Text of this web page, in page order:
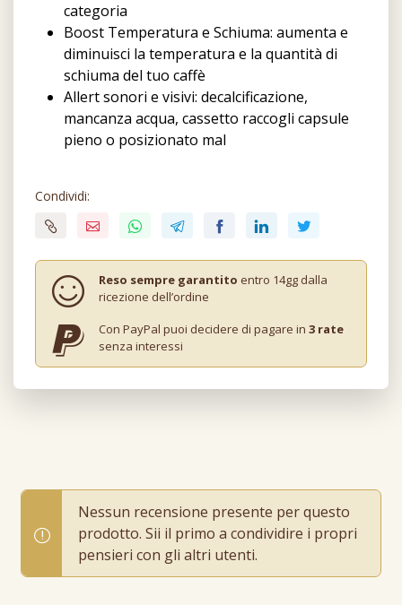
categoria
Boost Temperatura e Schiuma: aumenta e
diminuisci la temperatura e la quantità di
schiuma del tuo caffè
Allert sonori e visivi: decalcificazione,
mancanza acqua, cassetto raccogli capsule
pieno o posizionato mal
Condividi:
Reso sempre garantito entro 14gg dalla
ricezione dell’ordine
Con PayPal puoi decidere di pagare in 3 rate
senza interessi
Nessun recensione presente per questo
prodotto. Sii il primo a condividire i propri
pensieri con gli altri utenti.